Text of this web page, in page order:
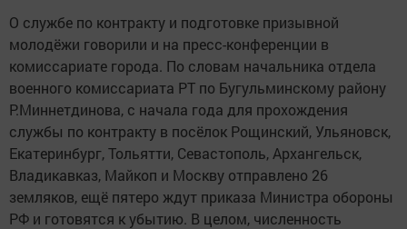
О службе по контракту и подготовке призывной
молодёжи говорили и на пресс-конференции в
комиссариате города. По словам начальника отдела
военного комиссариата РТ по Бугульминскому району
Р.Миннетдинова, с начала года для прохождения
службы по контракту в посёлок Рощинский, Ульяновск,
Екатеринбург, Тольятти, Севастополь, Архангельск,
Владикавказ, Майкоп и Москву отправлено 26
земляков, ещё пятеро ждут приказа Министра обороны
РФ и готовятся к убытию. В целом, численность